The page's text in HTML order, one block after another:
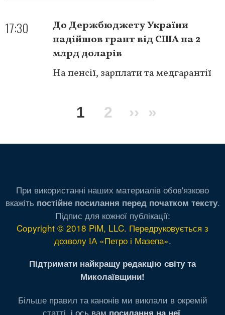
17:30
До Держбюджету України
надійшов грант від США на 2
млрд доларів
На пенсії, зарплати та медгарантії
Поточна
1 Сторінка
2
Наступна
››
Остання
»
При використанні наших материалів обов'язково
вкажіть постійне посилання перед початком тексту.
Підпис для кожної публікації:
Copyright © 2018 PiM, LLC. Передруковується з
дозволу ІА «Петро і Мазепа».
Підтримати найкращу редакцію світу та
Миколаївщини!
Більше правил та канонів ми виклали в окремій
статті, і ось вам посилання на неї.